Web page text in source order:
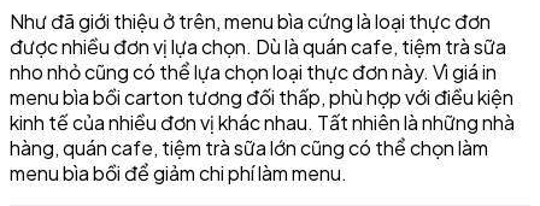
Như đã giới thiệu ở trên, menu bìa cứng là loại thực đơn
được nhiều đơn vị lựa chọn. Dù là quán cafe, tiệm trà sữa
nho nhỏ cũng có thể lựa chọn loại thực đơn này. Vì giá in
menu bìa bồi carton tương đối thấp, phù hợp với điều kiện
kinh tế của nhiều đơn vị khác nhau. Tất nhiên là những nhà
hàng, quán cafe, tiệm trà sữa lớn cũng có thể chọn làm
menu bìa bồi để giảm chi phí làm menu.